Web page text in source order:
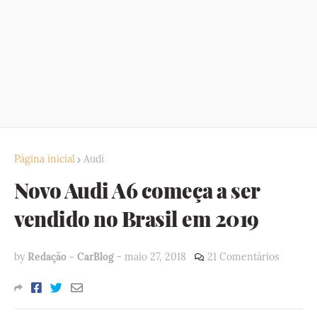
Página inicial Audi
Novo Audi A6 começa a ser
vendido no Brasil em 2019
by Redação - CarBlog - maio 27, 2018 21 Comentários